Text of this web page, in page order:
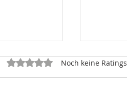
Mit 0 von 5 Sternen bewertet.
Noch keine Ratings